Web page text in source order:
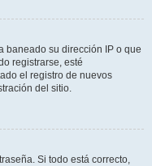
baneado su dirección IP o que
registrarse, esté
el registro de nuevos
del sitio.
Si todo está correcto,